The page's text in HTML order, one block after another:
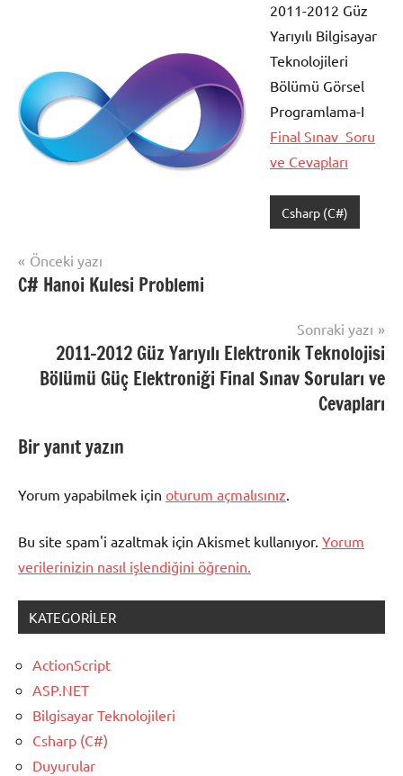
2011-2012 Güz
Yarıyılı Bilgisayar
Teknolojileri
Bölümü Görsel
Programlama-I
Final Sınav Soru
ve Cevapları
c
sharp
sınavı,
soru
görsel
sıanv
soru
cevaplar,
s
soru
ve
cevapları
Csharp (C#)
Yazı
gezinmesi
Önceki yazı
C# Hanoi Kulesi Problemi
Sonraki yazı
2011-2012 Güz Yarıyılı Elektronik Teknolojisi
Bölümü Güç Elektroniği Final Sınav Soruları ve
Cevapları
Bir yanıt yazın
Yorum yapabilmek için oturum açmalısınız.
Bu site spam'i azaltmak için Akismet kullanıyor. Yorum
verilerinizin nasıl işlendiğini öğrenin.
KATEGORILER
ActionScript
ASP.NET
Bilgisayar Teknolojileri
Csharp (C#)
Duyurular